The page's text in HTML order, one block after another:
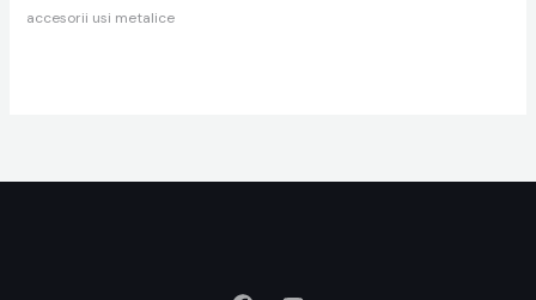
accesorii usi metalice